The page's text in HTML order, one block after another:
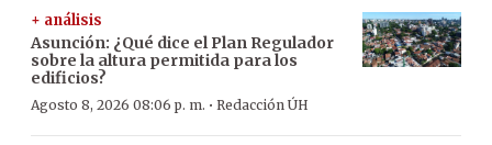
+ análisis
Asunción: ¿Qué dice el Plan Regulador
sobre la altura permitida para los
edificios?
Agosto 8, 2026 08:06 p. m. · Redacción ÚH